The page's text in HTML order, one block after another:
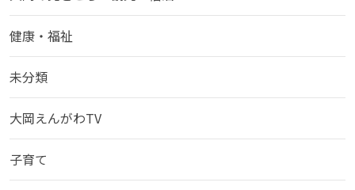
健康・福祉
未分類
大岡えんがわTV
子育て